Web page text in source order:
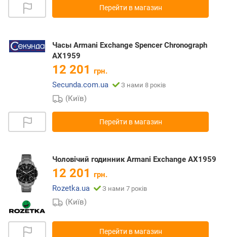
Перейти в магазин
Часы Armani Exchange Spencer Chronograph
AX1959
12 201 грн.
Secunda.com.ua
З нами 8 років
(Київ)
Перейти в магазин
Чоловічий годинник Armani Exchange AX1959
12 201 грн.
Rozetka.ua
З нами 7 років
(Київ)
Перейти в магазин